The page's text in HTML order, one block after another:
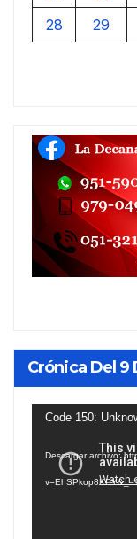
28
29
Crónica Del 9
Reproductor
vídeo
Code 150:
Descargar archivo: